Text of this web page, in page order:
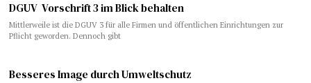
DGUV Vorschrift 3 im Blick behalten
Mittlerweile ist die DGUV 3 für alle Firmen und öffentlichen Einrichtungen zur
Pflicht geworden. Dennoch gibt
Besseres Image durch Umweltschutz